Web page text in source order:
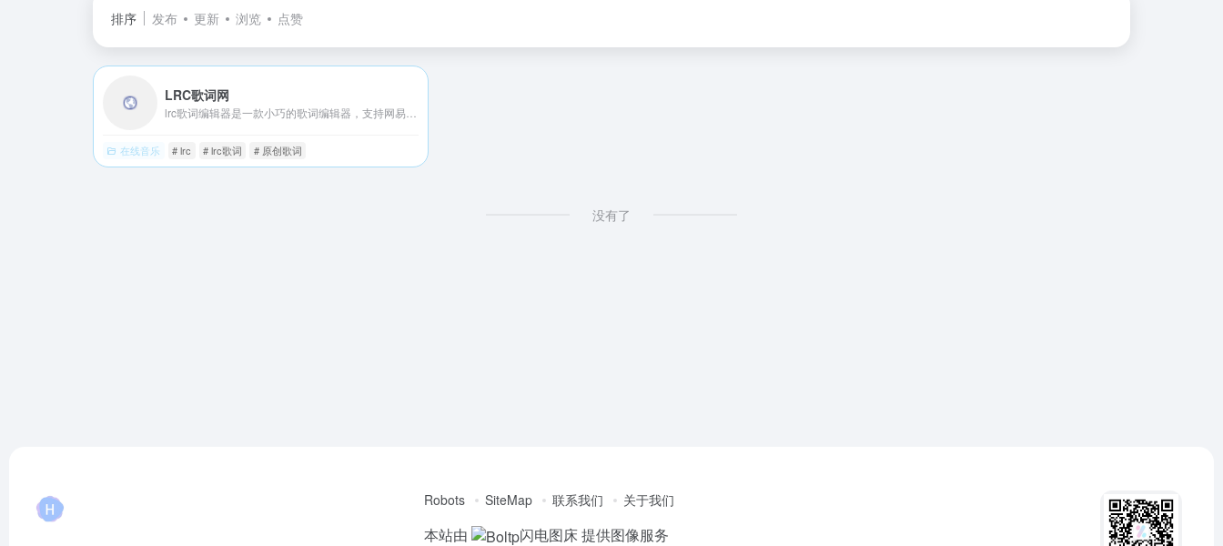
排序 发布 更新 浏览 点赞
LRC歌词网
在线音乐 # lrc # lrc歌词 # 原创歌词
没有了
Robots SiteMap 联系我们 关于我们
本站由 闪电图床提供图像服务